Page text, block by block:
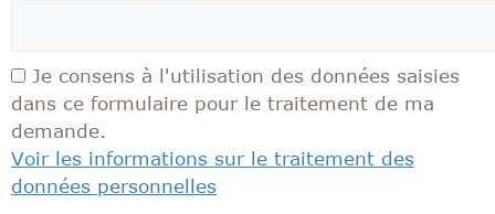
Je consens à l'utilisation des données saisies
dans ce formulaire pour le traitement de ma
demande.
Voir les informations sur le traitement des
données personnelles